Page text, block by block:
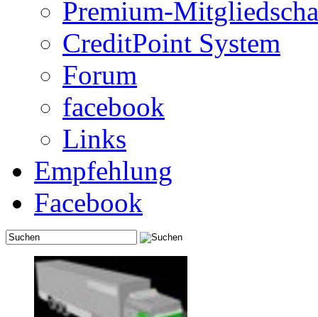
Premium-
CreditPoint System
Forum
facebook
Links
Empfehlung
Facebook